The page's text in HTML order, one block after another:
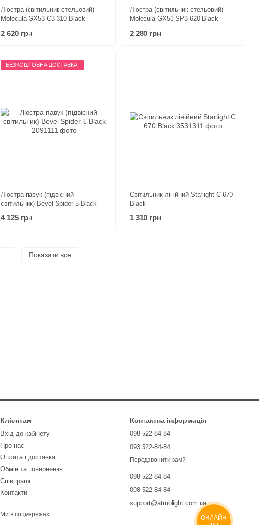
Люстра (світильник стельовий)
Molecula GX53 C3-310 Black
2 620 грн
Люстра (світильник стельовий)
Molecula GX53 SP3-620 Black
2 280 грн
БЕЗКОШТОВНА ДОСТАВКА
Люстра павук (підвісний
світильник) Bevel Spider-5 Black
4 125 грн
Світильник лінійний Starlight С 670
Black
1 310 грн
Показати все
Клієнтам
Вхід до кабінету
Про нас
Оплата і доставка
Обмін та повернення
Співпраця
Контакти
Ми в соцмережах
Контактна інформація
098 522-84-84
093 522-84-84
Передзвонити вам?
098 522-84-84
098 522-84-84
support@atmolight.com.ua
ОНЛАЙН
ЧАТ